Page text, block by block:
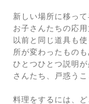
新しい場所に移って
お子さんたちの応
以前と同じ道具も
所が変わったものも
ひとつひとつ説明
さんたち、戸惑う
料理をするには、